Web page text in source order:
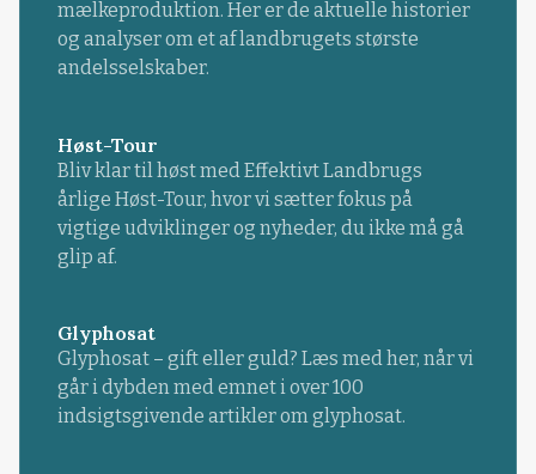
mælkeproduktion. Her er de aktuelle historier
og analyser om et af landbrugets største
andelsselskaber.
Høst-Tour
Bliv klar til høst med Effektivt Landbrugs
årlige Høst-Tour, hvor vi sætter fokus på
vigtige udviklinger og nyheder, du ikke må gå
glip af.
Glyphosat
Glyphosat – gift eller guld? Læs med her, når vi
går i dybden med emnet i over 100
indsigtsgivende artikler om glyphosat.